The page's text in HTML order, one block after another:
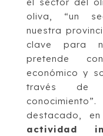
oliva, “un
nuestra
clave para
pretende
económico y
través de
destacado,
actividad